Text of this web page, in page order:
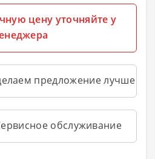
цену уточняйте у
предложение лучше
обслуживание